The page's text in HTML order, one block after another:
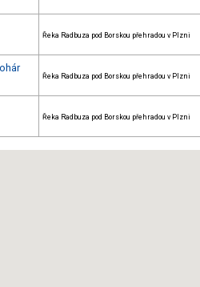
Řeka Radbuza pod Borskou přehradou v Plzni
Řeka Radbuza pod Borskou přehradou v Plzni
Řeka Radbuza pod Borskou přehradou v Plzni